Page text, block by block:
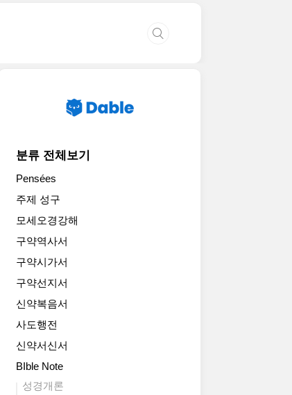
분류 전체보기
Pensées
주제 성구
모세오경강해
구약역사서
구약시가서
구약선지서
신약복음서
사도행전
신약서신서
BIble Note
성경개론